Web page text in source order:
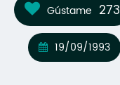
Gústame 273
19/09/1993